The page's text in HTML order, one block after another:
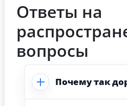
Ответы на
вопросы
Почему так